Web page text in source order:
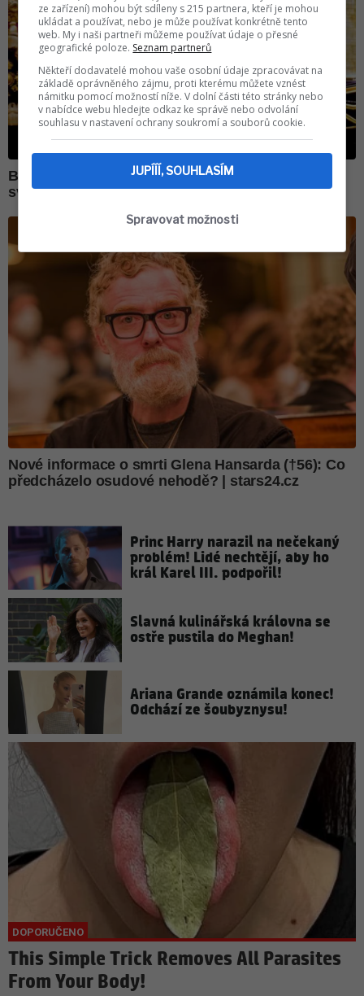
Princ Harry narazil na nečekaný
problém! Lidé nechtějí, aby ho
král Karel III. podpořil!
Slavná kulinářská královna se
ostře pustila do Meghan!
Ariana Grande oznámila konec!
Odchází ze šoubyznysu!
This Simple Trick Removes All Parasites
From Your Body!
ze zařízení) mohou být sdíleny s 215 partnera, kteří je mohou
ukládat a používat, nebo je může používat konkrétně tento
web. My i naši partneři můžeme používat údaje o přesné
geografické poloze. Seznam partnerů
Někteří dodavatelé mohou vaše osobní údaje zpracovávat na
základě oprávněného zájmu, proti kterému můžete vznést
námitku pomocí možností níže. V dolní části této stránky nebo
v nabídce webu hledejte odkaz ke správě nebo odvolání
souhlasu v nastavení ochrany soukromí a souborů cookie.
JUPÍÍÍ, SOUHLASÍM
Spravovat možnosti